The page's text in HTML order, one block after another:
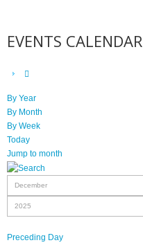
EVENTS CALENDAR
By Year
By Month
By Week
Today
Jump to month
Preceding Day